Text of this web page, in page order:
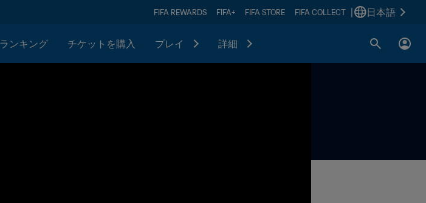
FIFA REWARDS FIFA+ FIFA STORE FIFA COLLECT 日本語
ランキング チケットを購入 プレイ 詳細